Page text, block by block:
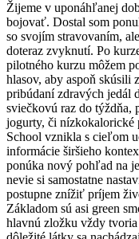
Žijeme v uponáhľanej
bojovať. Dostal som
so svojím stravovaním,
doteraz zvyknutí. Po
pilotného kurzu môžem
hlasov, aby aspoň skúsili
pribúdaní zdravých jedál
sviečkovú raz do týždňa,
jogurty, či nízkokalorické
School vznikla s cieľom
informácie širšieho
ponúka nový pohľad na
nevie si samostatne
postupne znížiť príjem
Základom sú asi green
hlavnú zložku vždy